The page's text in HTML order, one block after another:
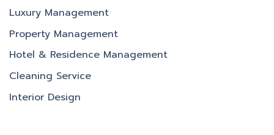
Luxury Management
Property Management
Hotel & Residence Management
Cleaning Service
Interior Design